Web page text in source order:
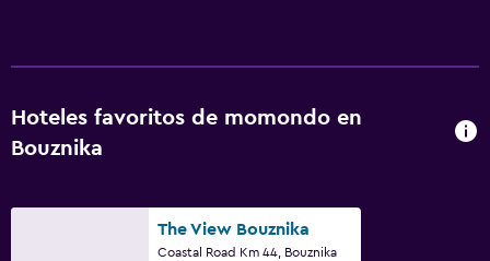
Hoteles favoritos de momondo en
Bouznika
The View Bouznika
Coastal Road Km 44, Bouznika